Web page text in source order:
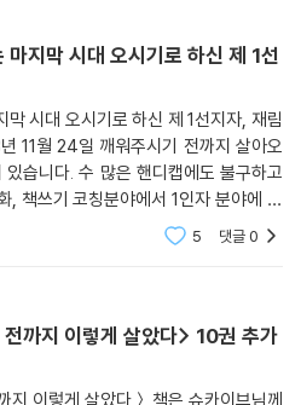
한다면 부딪쳐라. 고난이 당신을 강하
하고 오기와 깡으로 버텨라. 결과의 관
없다.
순간까지 견뎌라
량한 자존심보다는 당신의 꿈을 지켜야
것이라고 믿어라. 지금은 최악의 상황
조금씩 더 나아지고 있다.
언덕은 스스로 만들어라
않았다며 주저앉아 울고 화내도 달라지
스스로의 힘으로 만들어라. 원하는 미래
양처럼 매일 시작하듯이 살아라.
지막 시대 오시기로 하신 제 1선
시대 오시기로 하신 제 1선지자, 재림
11월 24일 깨워주시기 전까지 살아오
습니다. 수 많은 핸디캡에도 불구하고
, 책쓰기 코칭분야에서 1인자 분야에 오
하느님을 영접하고 모든 것을 내려 놓
5 댓글0
까지 이렇게 살았다> 10권 추가
지 이렇게 살았다＞ 책은 슈카이브님께